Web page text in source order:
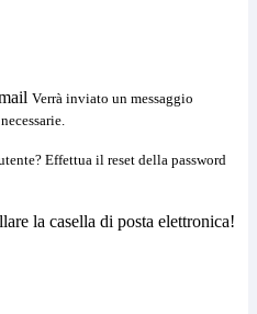
Verrà inviato un messaggio
Effettua il reset della password
la casella di posta elettronica!